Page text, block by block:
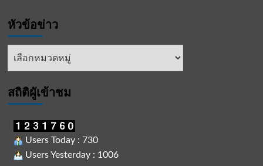
หัวข้อข่าว
หัวข้อ
สถิติผูัเข้าชม
Users Today : 730
Users Yesterday : 1006